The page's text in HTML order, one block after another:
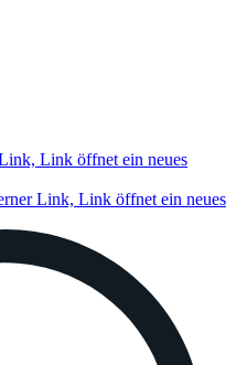
Link öffnet ein neues
Link, Link öffnet ein neues